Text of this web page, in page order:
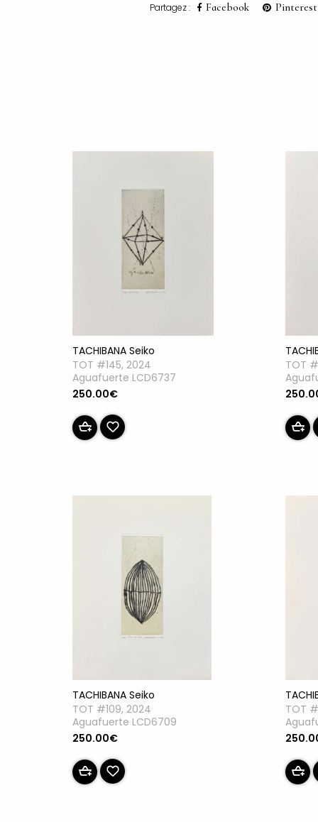
Partagez : Facebook Pinterest
TACHIBANA Seiko
TOT #145, 2024
Aguafuerte LCD6737
250.00€
TOT
TACHIBANA Seiko
TOT #109, 2024
Aguafuerte LCD6709
250.00€
TOT